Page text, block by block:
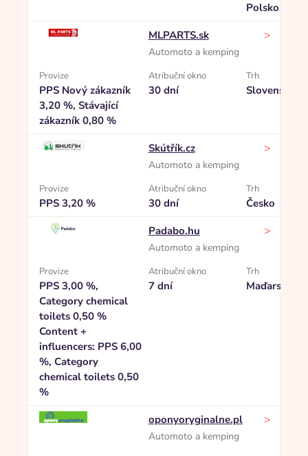
Polsko
MLPARTS.sk
Automoto a kemping
>
Provize
PPS Nový zákazník
3,20 %, Stávající
zákazník 0,80 %
Atribuční okno
30 dní
Trh
Slovensko
Skútřík.cz
Automoto a kemping
>
Provize
PPS 3,20 %
Atribuční okno
30 dní
Trh
Česko
Padabo.hu
Automoto a kemping
>
Provize
PPS 3,00 %,
Category chemical
toilets 0,50 %
Content +
influencers: PPS 6,00
%, Category
chemical toilets 0,50
%
Atribuční okno
7 dní
Trh
Maďarsko
oponyoryginalne.pl
Automoto a kemping
>